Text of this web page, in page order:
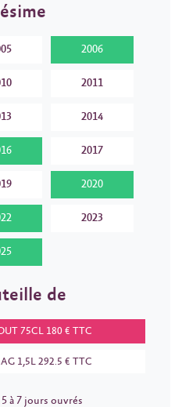
2006
2011
2014
2017
2020
2023
de
75CL 180 € TTC
1,5L 292.5 € TTC
à 7 jours ouvrés